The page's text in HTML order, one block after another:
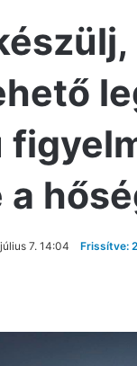
a
7. 14:04 Frissítve: